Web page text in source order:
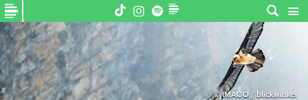
©IMAGO / blickwinkel